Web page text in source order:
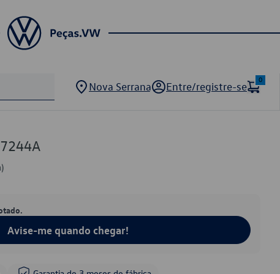
Nova Serrana Entre/registre-se
0
Avise-me quando chegar!